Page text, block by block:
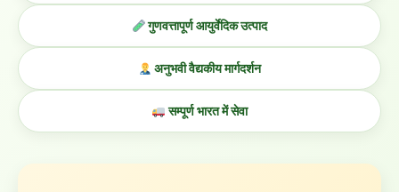
गुणवत्तापूर्ण आयुर्वेदिक उत्पाद
अनुभवी वैद्यकीय मार्गदर्शन
सम्पूर्ण भारत में सेवा